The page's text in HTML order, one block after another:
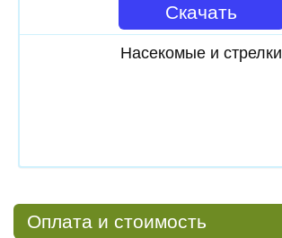
Скачать
Насекомые и стрелки
Оплата и стоимость